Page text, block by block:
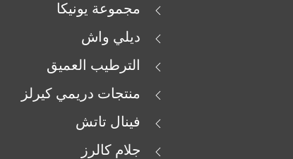
مجموعة يونيكا
ديلي واش
الترطيب العميق
منتجات دريمي كيرلز
فينال تاتش
جلام كالرز